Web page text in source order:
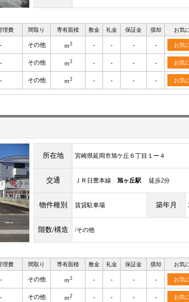
理費 間取り 専有面積 敷金 礼金 保証金 償却 お気
その他 ｍ2 - - - - お気
その他 ｍ2 - - - - お気
その他 ｍ2 - - - - お気
所在地 宮崎県延岡市旭ケ丘６丁目１ー４
交通 ＪＲ日豊本線 旭ヶ丘駅 徒歩2分
物件種別 賃貸駐車場 築年月
階数/構造 /その他
理費 間取り 専有面積 敷金 礼金 保証金 償却 お気
その他 ｍ2 - - - - お気
その他 ｍ2 - - - - お気